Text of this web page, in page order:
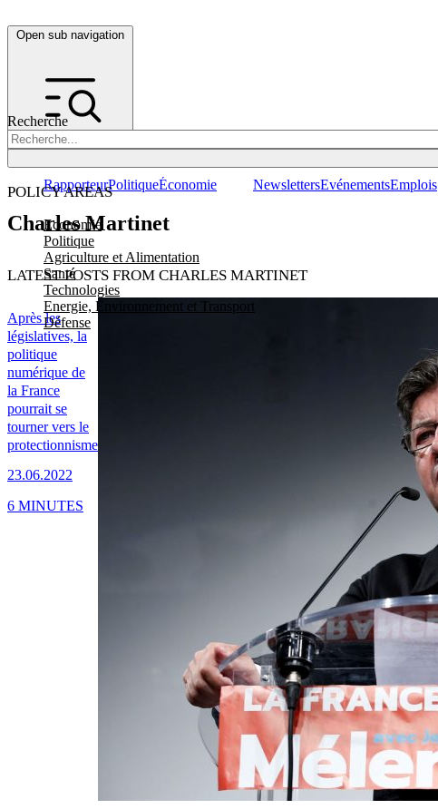
Open sub navigation
Recherche
POLICY AREAS
Economie
Politique
Agriculture et Alimentation
Santé
Technologies
Energie, Environnement et Transport
Défense
RapporteurPolitiqueÉconomie NewslettersEvénementsEmplois
Charles Martinet
LATEST POSTS FROM CHARLES MARTINET
Après les
législatives, la
politique
numérique de
la France
pourrait se
tourner vers le
protectionnisme
23.06.2022
6 MINUTES